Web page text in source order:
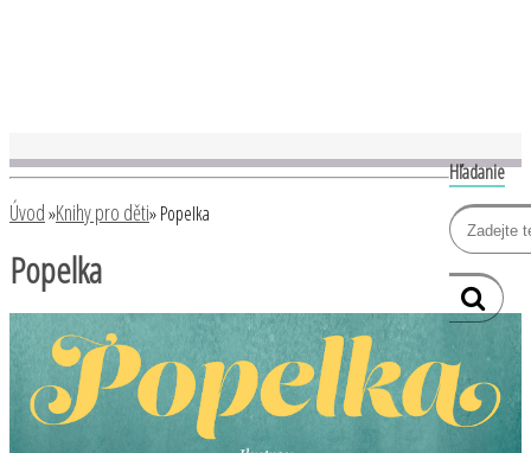
Hľadanie
Úvod»Knihy pro děti»Popelka
Popelka